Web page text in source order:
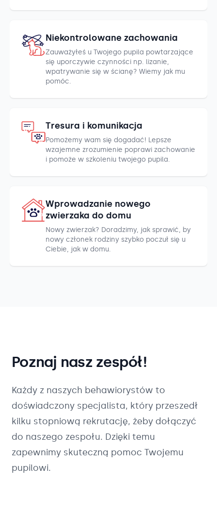
Niekontrolowane zachowania
Zauważyłeś u Twojego pupila powtarzające
się uporczywie czynności np. lizanie,
wpatrywanie się w ścianę? Wiemy jak mu
pomóc.
Tresura i komunikacja
Pomożemy wam się dogadać! Lepsze
wzajemne zrozumienie poprawi zachowanie
i pomoże w szkoleniu twojego pupila.
Wprowadzanie nowego
zwierzaka do domu
Nowy zwierzak? Doradzimy, jak sprawić, by
nowy członek rodziny szybko poczuł się u
Ciebie, jak w domu.
Poznaj nasz zespół!
Każdy z naszych behawiorystów to
doświadczony specjalista, który przeszedł
kilku stopniową rekrutację, żeby dołączyć
do naszego zespołu. Dzięki temu
zapewnimy skuteczną pomoc Twojemu
pupilowi.